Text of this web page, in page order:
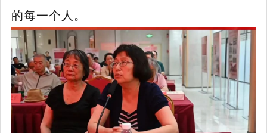
的每一个人。